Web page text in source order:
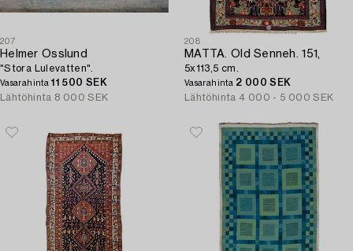
207
Helmer Osslund
"Stora Lulevatten".
Vasarahinta11 500 SEK
Lähtöhinta 8 000 SEK
208
MATTA. Old Senneh. 151,
5x113,5 cm.
Vasarahinta 2 000 SEK
Lähtöhinta 4 000 - 5 000 SEK